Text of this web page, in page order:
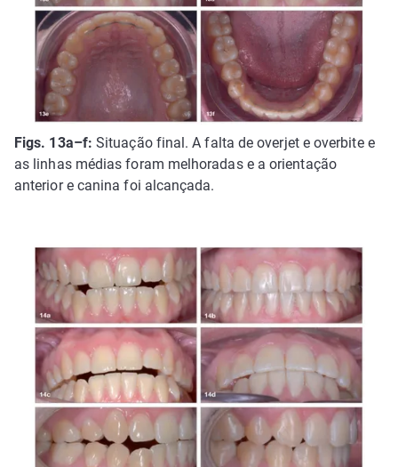
Figs. 13a–f: Situação final. A falta de overjet e overbite e
as linhas médias foram melhoradas e a orientação
anterior e canina foi alcançada.